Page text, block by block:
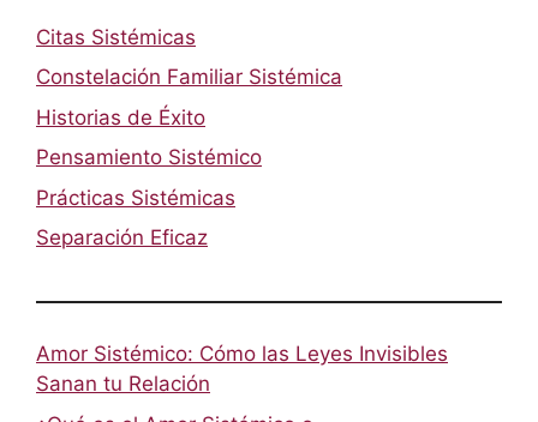
Citas Sistémicas
Constelación Familiar Sistémica
Historias de Éxito
Pensamiento Sistémico
Prácticas Sistémicas
Separación Eficaz
Amor Sistémico: Cómo las Leyes Invisibles
Sanan tu Relación